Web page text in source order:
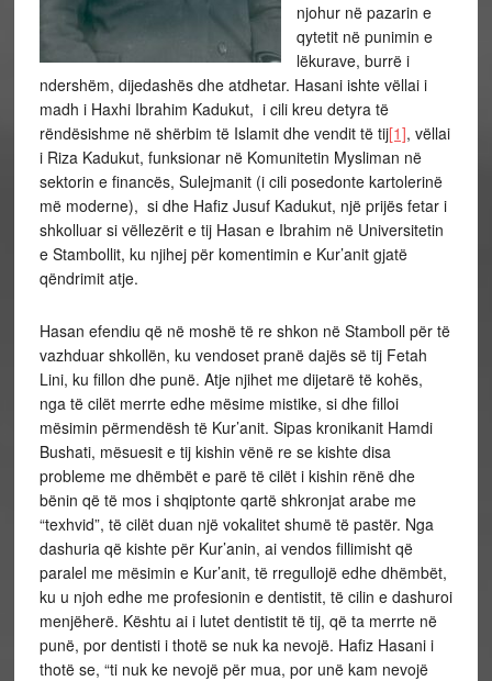
njohur në pazarin e
qytetit në punimin e
lëkurave, burrë i
ndershëm, dijedashës dhe atdhetar. Hasani ishte vëllai i
madh i Haxhi Ibrahim Kadukut, i cili kreu detyra të
rëndësishme në shërbim të Islamit dhe vendit të tij[1], vëllai
i Riza Kadukut, funksionar në Komunitetin Mysliman në
sektorin e financës, Sulejmanit (i cili posedonte kartolerinë
më moderne), si dhe Hafiz Jusuf Kadukut, një prijës fetar i
shkolluar si vëllezërit e tij Hasan e Ibrahim në Universitetin
e Stambollit, ku njihej për komentimin e Kur’anit gjatë
qëndrimit atje.
Hasan efendiu që në moshë të re shkon në Stamboll për të
vazhduar shkollën, ku vendoset pranë dajës së tij Fetah
Lini, ku fillon dhe punë. Atje njihet me dijetarë të kohës,
nga të cilët merrte edhe mësime mistike, si dhe filloi
mësimin përmendësh të Kur’anit. Sipas kronikanit Hamdi
Bushati, mësuesit e tij kishin vënë re se kishte disa
probleme me dhëmbët e parë të cilët i kishin rënë dhe
bënin që të mos i shqiptonte qartë shkronjat arabe me
“texhvid”, të cilët duan një vokalitet shumë të pastër. Nga
dashuria që kishte për Kur’anin, ai vendos fillimisht që
paralel me mësimin e Kur’anit, të rregullojë edhe dhëmbët,
ku u njoh edhe me profesionin e dentistit, të cilin e dashuroi
menjëherë. Kështu ai i lutet dentistit të tij, që ta merrte në
punë, por dentisti i thotë se nuk ka nevojë. Hafiz Hasani i
thotë se, “ti nuk ke nevojë për mua, por unë kam nevojë